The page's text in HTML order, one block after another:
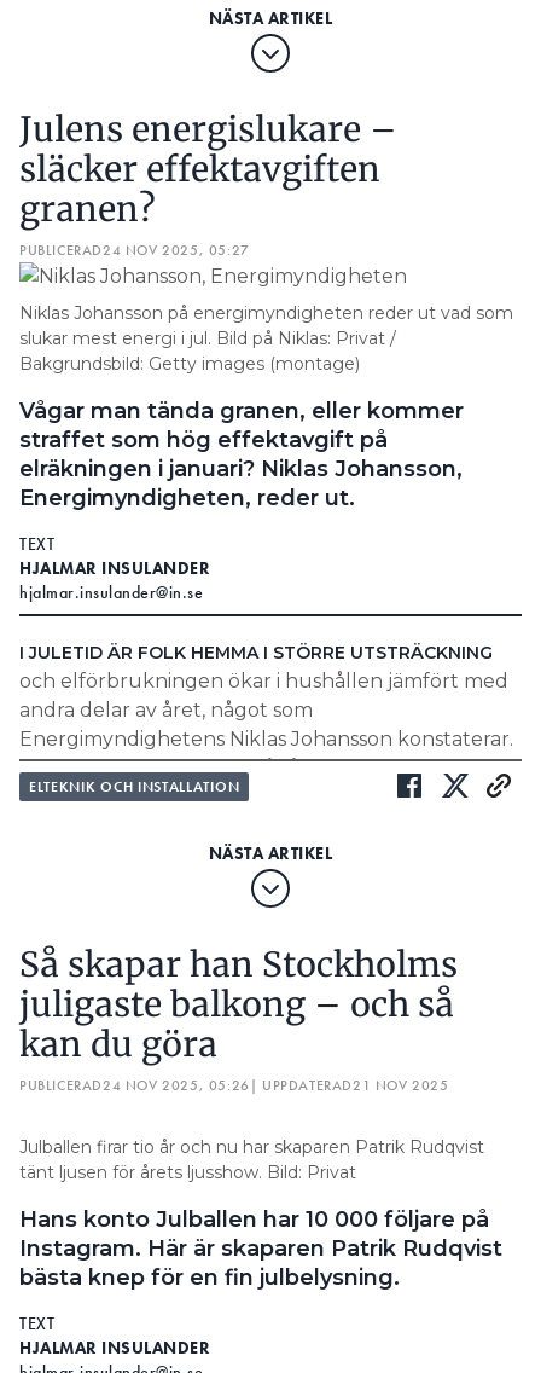
Julens energislukare –
släcker effektavgiften
granen?
PUBLICERAD24 NOV 2025, 05:27
Niklas Johansson på energimyndigheten reder ut vad som
slukar mest energi i jul. Bild på Niklas: Privat /
Bakgrundsbild: Getty images (montage)
Vågar man tända granen, eller kommer
straffet som hög effektavgift på
elräkningen i januari? Niklas Johansson,
Energimyndigheten, reder ut.
TEXT
HJALMAR INSULANDER
hjalmar.insulander@in.se
I JULETID ÄR FOLK HEMMA I STÖRRE UTSTRÄCKNING
och elförbrukningen ökar i hushållen jämfört med
andra delar av året, något som
Energimyndighetens Niklas Johansson konstaterar.
Man lagar mer mat, det går åt mer varmvatten till
duschande och man pyntar sina hus med
SVERIGES MÄKTIGASTE JULBELYSNING 2024:
REGN STOPPAR HANS 50-ÅRIGA JULTRADITION
SÅ SKAPAR HAN STOCKHOLMS JULIGASTE BALKONG –
OCH SÅ KAN DU GÖRA
– Under julen är det extra viktigt att tänka på vad
som drar mest el i hushållet, säger Niklas Larsson.
del av kostnaden i elräkningen. I ett mätinstrument
på Energimyndighetens Testlab sitt labb har man
där ena var kopplad med glödlampor och den
andra med LED.
med glödlamporna sjunker förbrukningen till
under en watt.
ELTEKNIK OCH INSTALLATION
Så skapar han Stockholms
juligaste balkong – och så
kan du göra
PUBLICERAD24 NOV 2025, 05:26 | UPPDATERAD21 NOV 2025
Julballen firar tio år och nu har skaparen Patrik Rudqvist
tänt ljusen för årets ljusshow. Bild: Privat
Hans konto Julballen har 10 000 följare på
Instagram. Här är skaparen Patrik Rudqvist
bästa knep för en fin julbelysning.
TEXT
HJALMAR INSULANDER